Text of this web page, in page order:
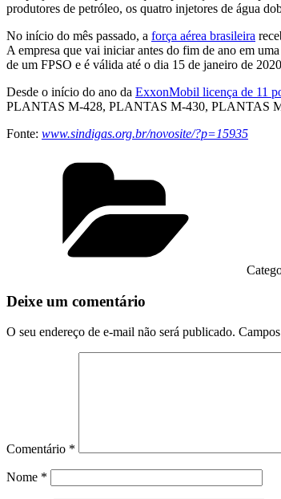
produtores de petróleo, os quatro injetores de água
No início do mês passado, a força aérea brasileira
A empresa que vai iniciar antes do fim de ano em
de um FPSO e é válida até o dia 15 de janeiro de
Desde o início do ano da ExxonMobil licença de 11
PLANTAS M-428, PLANTAS M-430, PLANTAS
Fonte: www.sindigas.org.br/novosite/?p=15935
Deixe um comentário
O seu endereço de e-mail não será publicado.
Comentário *
Nome *